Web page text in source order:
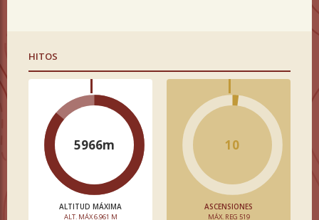
HITOS
5966m
ALTITUD MÁXIMA
ALT. MÁX 6.961 M
10
ASCENSIONES
MÁX. REG 519